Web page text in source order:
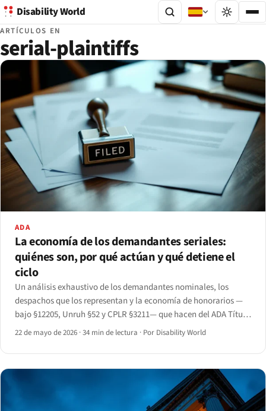
Disability World
ARTÍCULOS EN
serial-plaintiffs
ADA
La economía de los demandantes seriales:
quiénes son, por qué actúan y qué detiene el
ciclo
Un análisis exhaustivo de los demandantes nominales, los
despachos que los representan y la economía de honorarios —
bajo §12205, Unruh §52 y CPLR §3211— que hacen del ADA Título
III el estatuto de derechos civiles más judicializado por los
22 de mayo de 2026 ·34 min de lectura · Por Disability World